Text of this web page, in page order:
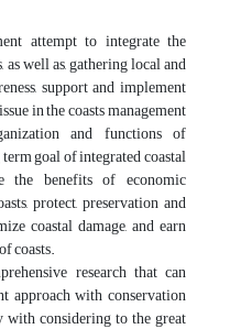
attempt to integrate the
well as, gathering local and
support and implement
in the coasts management
and functions of
goal of integrated coastal
the benefits of economic
protect, preservation and
coastal damage, and earn
coasts.
research that can
approach with conservation
considering to the great